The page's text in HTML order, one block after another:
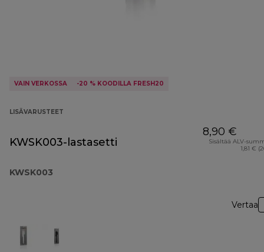
VAIN VERKOSSA -20 % KOODILLA FRESH20
LISÄVARUSTEET
KWSK003-lastasetti
KWSK003
8,90 €
Sisältää ALV-
1,81 €
Vertaa